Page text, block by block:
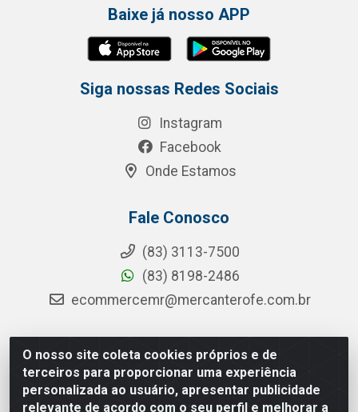
O nosso site coleta cookies próprios e de
terceiros para proporcionar uma experiência
personalizada ao usuário, apresentar publicidade
relevante de acordo com o seu perfil e melhorar a
Baixe já nosso APP
Siga nossas Redes Sociais
Instagram
Facebook
Onde Estamos
Fale Conosco
(83) 3113-7500
(83) 8198-2486
ecommercemr@mercanterofe.com.br
MR Distribuidora - Rua Hortêncio Ribeiro de Luna, 3777 -
Distrito Industrial, João Pessoa/PB - CEP 58081-400 -
CNPJ 35.428.312/0001-85